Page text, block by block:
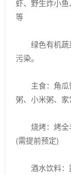
虾、野生炸小
等
绿色有机蔬
污染。
主食：角瓜
粥、小米粥、
烧烤：烤全
(需提前预定)
酒水饮料：露